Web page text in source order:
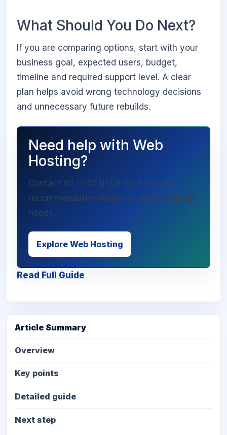
What Should You Do Next?
If you are comparing options, start with your
business goal, expected users, budget,
timeline and required support level. A clear
plan helps avoid wrong technology decisions
and unnecessary future rebuilds.
Need help with Web
Hosting?
Contact BD IT CENTER for a practical
recommendation based on your business
needs.
Explore Web Hosting
Read Full Guide
Article Summary
Overview
Key points
Detailed guide
Next step